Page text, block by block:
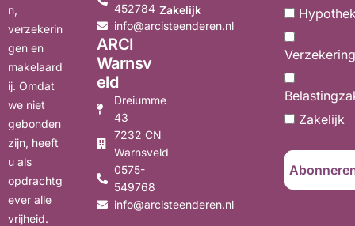
n,
verzekerin
gen en
makelaard
ij. Omdat
we niet
gebonden
zijn, heeft
u als
opdrachtg
ever alle
vrijheid.
452784
info@arcisteenderen.nl
ARCI
Warnsv
eld
Dreiumme
43
7232 CN
Warnsveld
0575-
549768
info@arcisteenderen.nl
Zakelijk
Zakelijk